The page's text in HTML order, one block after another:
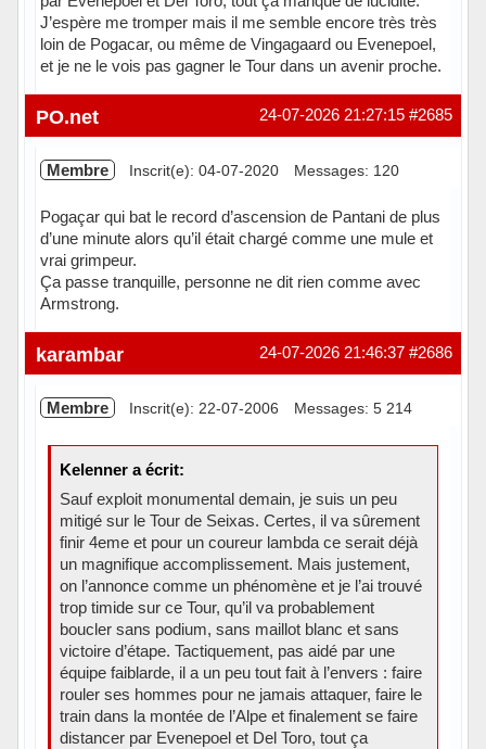
J’espère me tromper mais il me semble encore très très
loin de Pogacar, ou même de Vingagaard ou Evenepoel,
et je ne le vois pas gagner le Tour dans un avenir proche.
Hors ligne #2685
24-07-2026 21:27:15
PO.net
Membre Inscrit(e): 04-07-2020 Messages: 120
Pogaçar qui bat le record d’ascension de Pantani de plus
d’une minute alors qu’il était chargé comme une mule et
vrai grimpeur.
Ça passe tranquille, personne ne dit rien comme avec
Armstrong.
Hors ligne #2686
24-07-2026 21:46:37
karambar
Membre Inscrit(e): 22-07-2006 Messages: 5 214
Kelenner a écrit:
Sauf exploit monumental demain, je suis un peu
mitigé sur le Tour de Seixas. Certes, il va sûrement
finir 4eme et pour un coureur lambda ce serait déjà
un magnifique accomplissement. Mais justement,
on l’annonce comme un phénomène et je l’ai trouvé
trop timide sur ce Tour, qu’il va probablement
boucler sans podium, sans maillot blanc et sans
victoire d’étape. Tactiquement, pas aidé par une
équipe faiblarde, il a un peu tout fait à l’envers : faire
rouler ses hommes pour ne jamais attaquer, faire le
train dans la montée de l’Alpe et finalement se faire
distancer par Evenepoel et Del Toro, tout ça